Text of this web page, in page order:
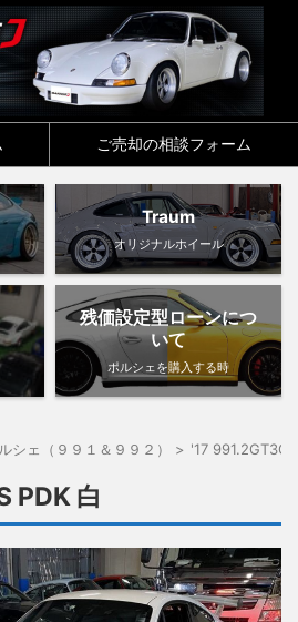
ご売却の相談フォーム
Traum
オリジナルホイール
残価設定型ローンにつ
いて
ポルシェを購入する時
シェ（９９１＆９９２） > '17
PDK 白